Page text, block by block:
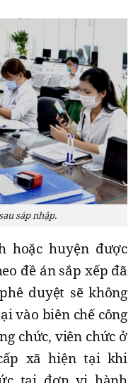
sáp nhập.
hoặc huyện được
đề án sắp xếp đã
duyệt sẽ không
vào biên chế công
chức, viên chức ở
xã hiện tại khi